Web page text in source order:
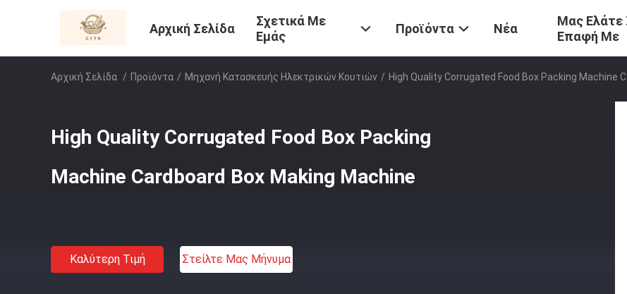
Αρχική Σελίδα
Σχετικά Με
Εμάς
Προϊόντα Νέα
Μας Ελάτε
Επαφή Με
Αρχική Σελίδα / Προϊόντα / Μηχανή Κατασκευής Ηλεκτρικών Κουτιών / High Quality Corrugated Food Box Packing Machine
High Quality Corrugated Food Box Packing
Machine Cardboard Box Making Machine
Καλύτερη Τιμή Στείλτε Μας Μήνυμα